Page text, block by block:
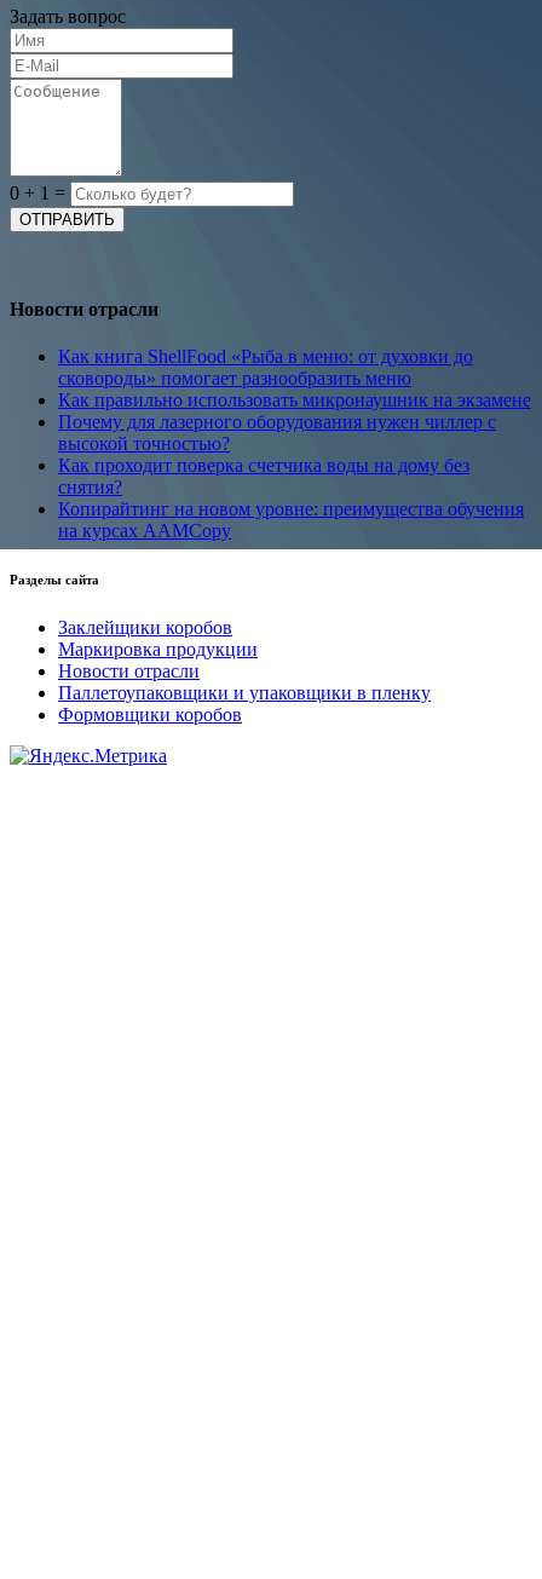
Задать вопрос
0 + 1 =
Новости отрасли
Как книга ShellFood «Рыба в меню: от духовки до
сковороды» помогает разнообразить меню
Как правильно использовать микронаушник на экзамене
Почему для лазерного оборудования нужен чиллер с
высокой точностью?
Как проходит поверка счетчика воды на дому без
снятия?
Копирайтинг на новом уровне: преимущества обучения
на курсах AAMCopy
Разделы сайта
Заклейщики коробов
Маркировка продукции
Новости отрасли
Паллетоупаковщики и упаковщики в пленку
Формовщики коробов